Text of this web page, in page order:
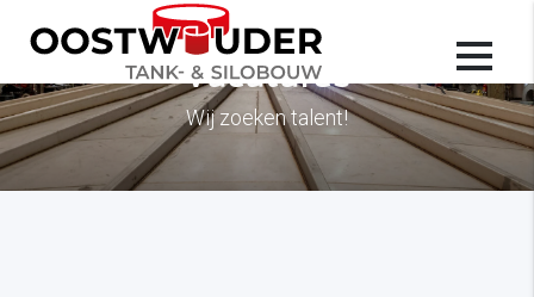
Vacatures
Wij zoeken talent!